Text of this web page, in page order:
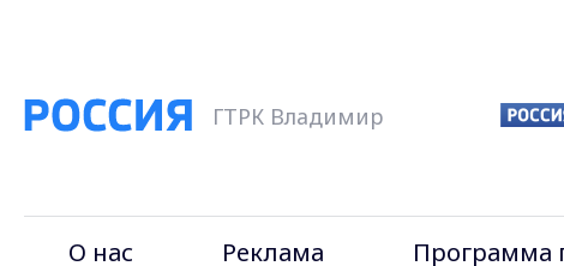
ГТРК Владимир
О нас Реклама Программа